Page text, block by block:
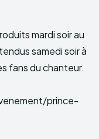
mardi soir au
samedi soir à
fans du chanteur.
prince-